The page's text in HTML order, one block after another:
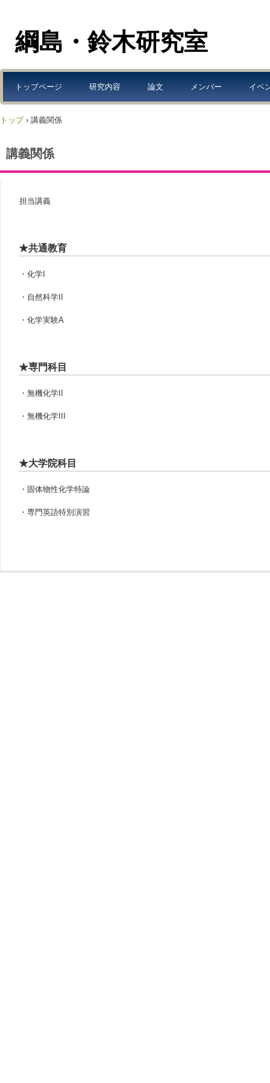
綱島・鈴木研究室
トップページ 研究内容 論文 メンバー イベ
トップ › 講義関係
講義関係
担当講義
★共通教育
・化学I
・自然科学II
・化学実験A
★専門科目
・無機化学II
・無機化学III
★大学院科目
・固体物性化学特論
・専門英語特別演習